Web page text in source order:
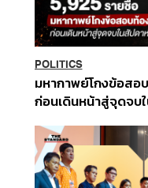
POLITICS
มหากาพย์โกงข้อสอ
ก่อนเดินหน้าสู่จุดจบ